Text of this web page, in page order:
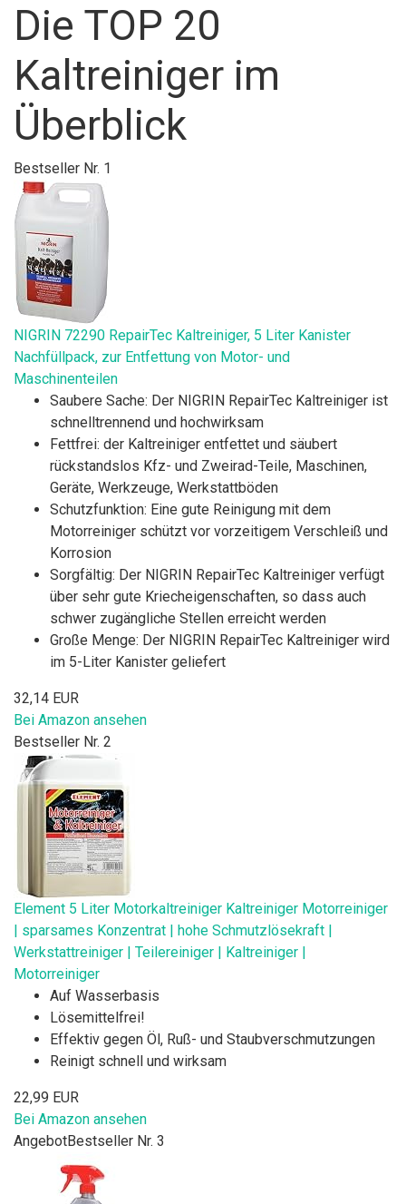
Die TOP 20
Kaltreiniger im
Überblick
Bestseller Nr. 1
NIGRIN 72290 RepairTec Kaltreiniger, 5 Liter Kanister
Nachfüllpack, zur Entfettung von Motor- und
Maschinenteilen
Saubere Sache: Der NIGRIN RepairTec Kaltreiniger ist
schnelltrennend und hochwirksam
Fettfrei: der Kaltreiniger entfettet und säubert
rückstandslos Kfz- und Zweirad-Teile, Maschinen,
Geräte, Werkzeuge, Werkstattböden
Schutzfunktion: Eine gute Reinigung mit dem
Motorreiniger schützt vor vorzeitigem Verschleiß und
Korrosion
Sorgfältig: Der NIGRIN RepairTec Kaltreiniger verfügt
über sehr gute Kriecheigenschaften, so dass auch
schwer zugängliche Stellen erreicht werden
Große Menge: Der NIGRIN RepairTec Kaltreiniger wird
im 5-Liter Kanister geliefert
32,14 EUR
Bei Amazon ansehen
Bestseller Nr. 2
Element 5 Liter Motorkaltreiniger Kaltreiniger Motorreiniger
| sparsames Konzentrat | hohe Schmutzlösekraft |
Werkstattreiniger | Teilereiniger | Kaltreiniger |
Motorreiniger
Auf Wasserbasis
Lösemittelfrei!
Effektiv gegen Öl, Ruß- und Staubverschmutzungen
Reinigt schnell und wirksam
22,99 EUR
Bei Amazon ansehen
AngebotBestseller Nr. 3